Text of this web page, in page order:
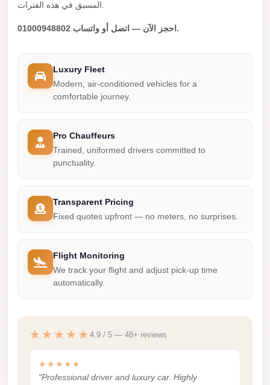
احجز الآن — اتصل أو واتساب 01000948802.
Luxury Fleet
Modern, air-conditioned vehicles for a
comfortable journey.
Pro Chauffeurs
Trained, uniformed drivers committed to
punctuality.
Transparent Pricing
Fixed quotes upfront — no meters, no surprises.
Flight Monitoring
We track your flight and adjust pick-up time
automatically.
★★★★★ 4.9 / 5 — 48+ reviews
★★★★★
"Professional driver and luxury car. Highly
Mercedes
Limousine
Mercedes
Matrouh
Matrouh
Limousine
Service
Mansoura
Limousine